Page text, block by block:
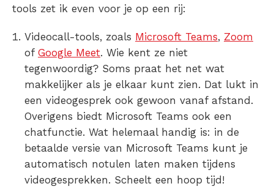
tools zet ik even voor je op een rij:
Videocall-tools, zoals Microsoft Teams, Zoom
of Google Meet. Wie kent ze niet
tegenwoordig? Soms praat het net wat
makkelijker als je elkaar kunt zien. Dat lukt in
een videogesprek ook gewoon vanaf afstand.
Overigens biedt Microsoft Teams ook een
chatfunctie. Wat helemaal handig is: in de
betaalde versie van Microsoft Teams kunt je
automatisch notulen laten maken tijdens
videogesprekken. Scheelt een hoop tijd!